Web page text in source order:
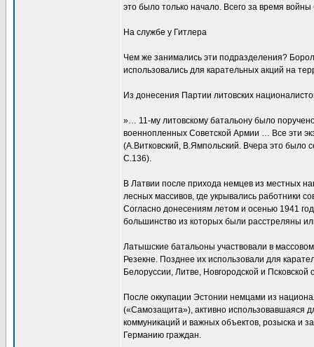
это было только начало. Всего за время
На службе у Гитлера
Чем же занимались эти подразделения?
использовались для карательных акций на
Из донесения Партии литовских
»… 11-му литовскому батальону было
военнопленных Советской Армии … Все эти
(А.Витковский, В.Ямпольский. Вчера это было
С.136).
В Латвии после прихода немцев из местных
лесных массивов, где укрывались работники
Согласно донесениям летом и осенью 1941
большинство из которых были расстреляны
Латышские батальоны участвовали в
Резекне. Позднее их использовали для
Белоруссии, Литве, Новгородской и
После оккупации Эстонии немцами из
(«Самозащита»), активно использовавшаяся
коммуникаций и важных объектов, розыска и
Германию граждан.